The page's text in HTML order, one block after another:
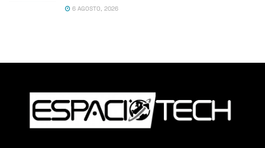
6 AGOSTO, 2026